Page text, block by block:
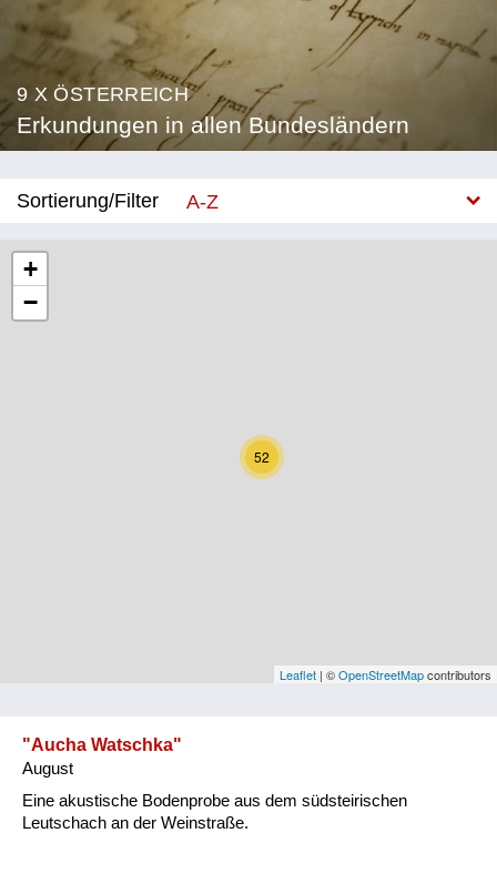
9 X ÖSTERREICH
Erkundungen in allen Bundesländern
Sortierung/Filter
A-Z
Niederösterreich
Oberösterreich
Vorarlberg
Natur und Landwirtschaft
52
+
−
Leaflet | ©OpenStreetMapcontributors
"Aucha Watschka"
August
Eine akustische Bodenprobe aus dem südsteirischen
Leutschach an der Weinstraße.